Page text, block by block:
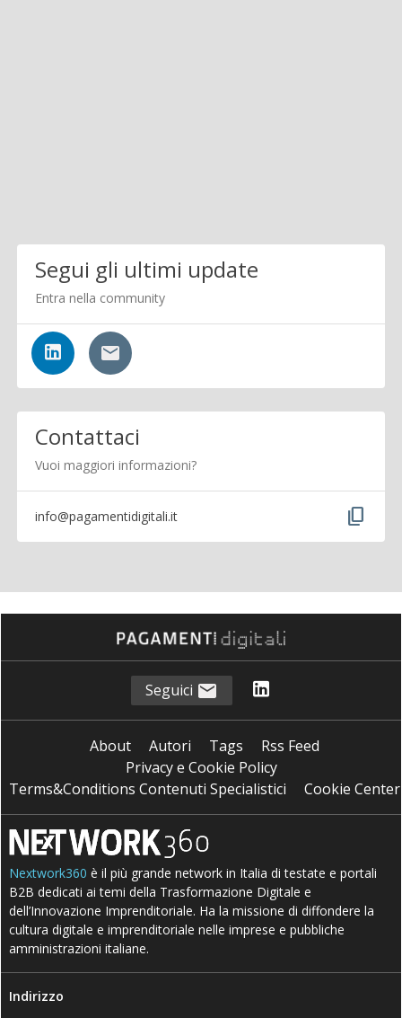
Segui gli ultimi update
Entra nella community
Contattaci
Vuoi maggiori informazioni?
info@pagamentidigitali.it content_copy
Seguici
About Autori Tags
Rss Feed
Privacy e Cookie Policy
Terms&Conditions Contenuti Specialistici
Cookie Center
Nextwork360 è il più grande network in Italia di testate e portali
B2B dedicati ai temi della Trasformazione Digitale e
dell’Innovazione Imprenditoriale. Ha la missione di diffondere la
cultura digitale e imprenditoriale nelle imprese e pubbliche
amministrazioni italiane.
Indirizzo